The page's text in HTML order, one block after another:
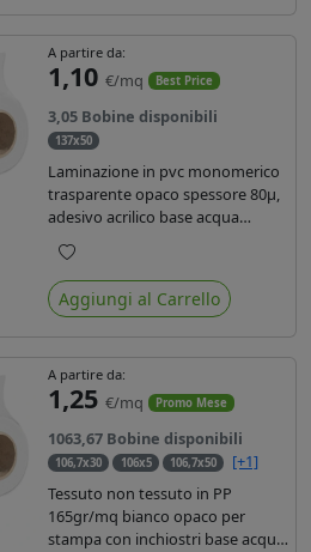
A partire da:
1,10 €/mq Best Price
3,05 Bobine disponibili
137x50
Laminazione in pvc monomerico
trasparente opaco spessore 80µ,
adesivo acrilico base acqua
permanente specifico per ink uv,
liner in carta kraft da 90gr. Durata
3 anni, dotata di filtro uv, idonea
per stampe con inchiostro
Preferiti
Aggiungi al Carrello
A partire da:
1,25 €/mq Promo Mese
1063,67 Bobine disponibili
106,7x30 106x5 106,7x50
[+1]
Tessuto non tessuto in PP
165gr/mq bianco opaco per
stampa con inchiostri base acqua,